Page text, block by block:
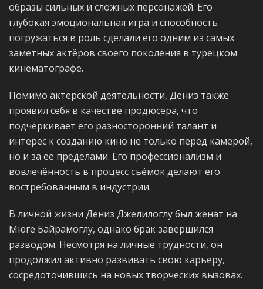
образы сильных и сложных персонажей. Его
глубокая эмоциональная игра и способность
погружаться в роль сделали его одним из самых
заметных актёров своего поколения в турецком
кинематографе.
Помимо актёрской деятельности, Дениз также
проявил себя в качестве продюсера, что
подчёркивает его разносторонний талант и
интерес к созданию кино не только перед камерой,
но и за её пределами. Его профессионализм и
вовлечённость в процесс съёмок делают его
востребованным в индустрии.
В личной жизни Дениз Джелилоглу был женат на
Мюге Байрамоглу, однако брак завершился
разводом. Несмотря на личные трудности, он
продолжил активно развивать свою карьеру,
сосредоточившись на новых творческих вызовах.